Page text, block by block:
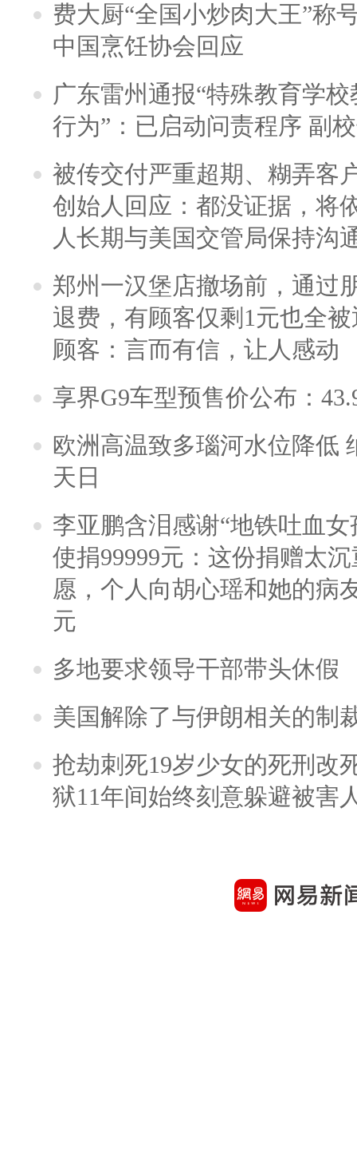
费大厨“全国小炒肉大王”称
中国烹饪协会回应
广东雷州通报“特殊教育学
行为”：已启动问责程序 副
被传交付严重超期、糊弄客
创始人回应：都没证据，将
人长期与美国交管局保持沟
郑州一汉堡店撤场前，通过
退费，有顾客仅剩1元也全
顾客：言而有信，让人感动
享界G9车型预售价公布：
欧洲高温致多瑙河水位降低
天日
李亚鹏含泪感谢“地铁吐血
使捐99999元：这份捐赠太
愿，个人向胡心瑶和她的病
元
多地要求领导干部带头休假
美国解除了与伊朗相关的制
抢劫刺死19岁少女的死刑改
狱11年间始终刻意躲避被害